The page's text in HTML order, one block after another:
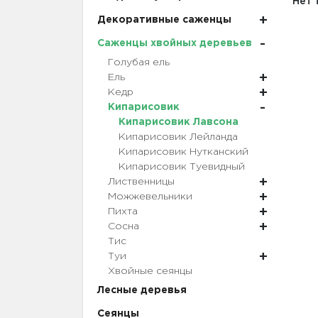
Декоративные саженцы
Саженцы хвойных деревьев
Голубая ель
Ель
Кедр
Кипарисовик
Кипарисовик Лавсона
Кипарисовик Лейланда
Кипарисовик Нутканский
Кипарисовик Туевидный
Лиственницы
Можжевельники
Пихта
Сосна
Тис
Туи
Хвойные сеянцы
Лесные деревья
Сеянцы